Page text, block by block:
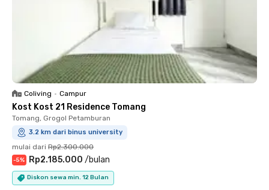
Coliving • Campur
Kost Kost 21 Residence Tomang
Tomang, Grogol Petamburan
3.2 km dari binus university
mulai dari Rp2.300.000
-5% Rp2.185.000 /bulan
Diskon sewa min. 12 Bulan